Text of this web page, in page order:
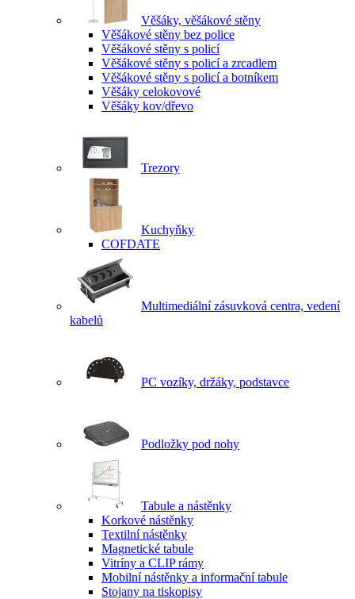
Věšáky, věšákové stěny
Věšákové stěny bez police
Věšákové stěny s policí
Věšákové stěny s policí a zrcadlem
Věšákové stěny s policí a botníkem
Věšáky celokovové
Věšáky kov/dřevo
Trezory
Kuchyňky
COFDATE
Multimediální zásuvková centra, vedení
kabelů
PC vozíky, držáky, podstavce
Podložky pod nohy
Tabule a nástěnky
Korkové nástěnky
Textilní nástěnky
Magnetické tabule
Vitríny a CLIP rámy
Mobilní nástěnky a informační tabule
Stojany na tiskopisy